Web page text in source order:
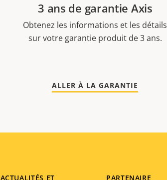
3 ans de garantie Axis
Obtenez les informations et les détails
sur votre garantie produit de 3 ans.
ALLER À LA GARANTIE
ACTUALITÉS ET PARTENAIRE